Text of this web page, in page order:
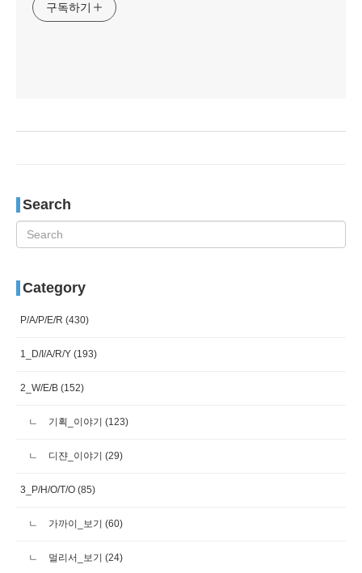
구독하기
Search
Category
P/A/P/E/R (430)
1_D/I/A/R/Y (193)
2_W/E/B (152)
기획_이야기 (123)
디쟌_이야기 (29)
3_P/H/O/T/O (85)
가까이_보기 (60)
멀리서_보기 (24)